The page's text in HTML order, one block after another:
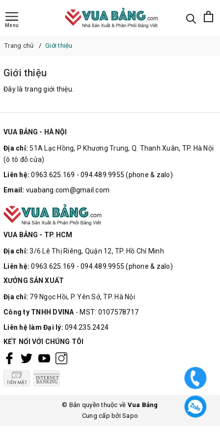
Menu
Trang chủ Giới thiệu
Giới thiệu
Đây là trang giới thiệu.
VUA BẢNG - HÀ NỘI
Địa chỉ: 51A Lạc Hồng, P Khương Trung, Q. Thanh Xuân, TP. Hà Nội
(ô tô đỗ cửa)
Liên hệ:0963.625.169 - 094.489.9955 (phone & zalo)
Email: vuabang.com@gmail.com
VUA BẢNG - TP. HCM
Địa chỉ:3/6 Lê Thị Riêng, Quận 12, TP. Hồ Chí Minh
Liên hệ:0963.625.169 - 094.489.9955 (phone & zalo)
XƯỞNG SẢN XUẤT
Địa chỉ: 79 Ngọc Hồi, P. Yên Sở, TP. Hà Nội
Công ty TNHH DVINA - MST: 0107578717
Liên hệ làm Đại lý: 094.235.2424
KẾT NỐI VỚI CHÚNG TÔI
© Bản quyền thuộc về Vua Bảng
Cung cấp bởiSapo